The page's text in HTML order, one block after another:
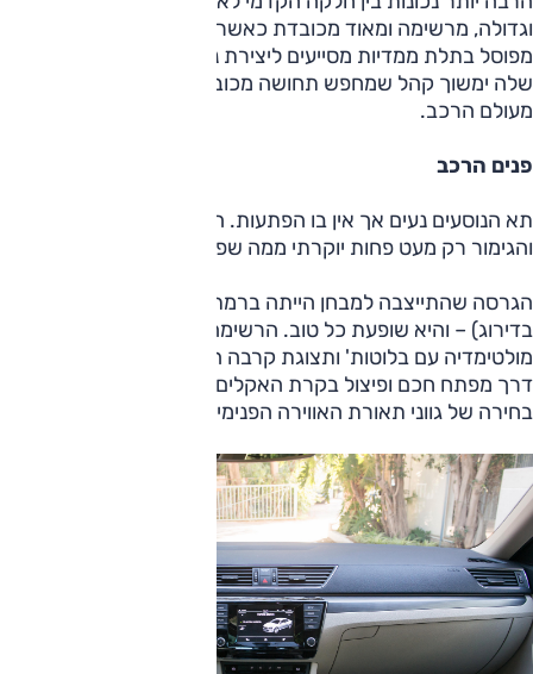
וגדולה, מרשימה ומאוד מכובדת כאשר קווי דופן הרמוניים וחרטום
מפוסל בתלת ממדיות מסייעים ליצירת נוכחות ברורה. המופע
שלה ימשוך קהל שמחפש תחושה מכובדת וגדולה שקצת נעלמה
מעולם הרכב.
פנים הרכב
תא הנוסעים נעים אך אין בו הפתעות. הסופרב מציעה מרחב גדול
והגימור רק מעט פחות יוקרתי ממה שפגשנו בפאסאט.
הגרסה שהתייצבה למבחן הייתה ברמת הגימור סטייל (השנייה
בדירוג) – והיא שופעת כל טוב. הרשימה עשירה, החל ממערך
מולטימדיה עם בלוטות' ותצוגת קרבה היקפית (וחניה אוטומטית),
דרך מפתח חכם ופיצול בקרת האקלים גם לאחור, ועד אפשרות
בחירה של גווני תאורת האווירה הפנימית ופנסי קסנון.